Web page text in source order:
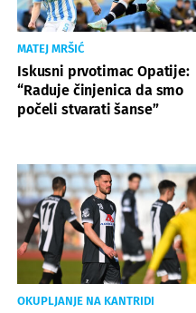
MATEJ MRŠIĆ
Iskusni prvotimac Opatije:
“Raduje činjenica da smo
počeli stvarati šanse”
OKUPLJANJE NA KANTRIDI